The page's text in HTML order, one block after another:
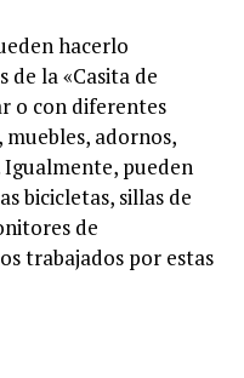
hacerlo
de la «Casita de
o con diferentes
adornos,
pueden
bicicletas, sillas de
de
trabajados por estas